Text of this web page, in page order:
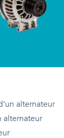
alternateur
alternateur